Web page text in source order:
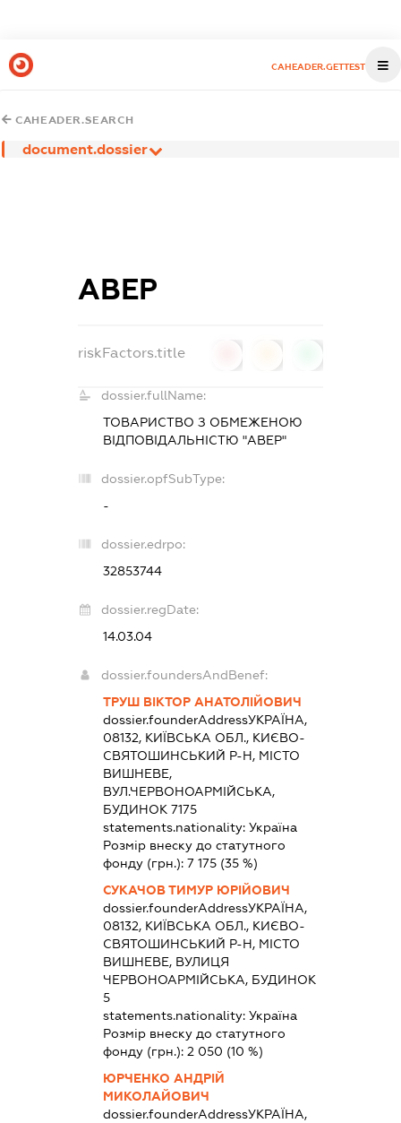
CAHEADER.GETTEST
CAHEADER.SEARCH
document.dossier
АВЕР
riskFactors.title
dossier.fullName:
ТОВАРИСТВО З ОБМЕЖЕНОЮ
ВІДПОВІДАЛЬНІСТЮ "АВЕР"
dossier.opfSubType:
-
dossier.edrpo:
32853744
dossier.regDate:
14.03.04
dossier.foundersAndBenef:
ТРУШ ВІКТОР АНАТОЛІЙОВИЧ
dossier.founderAddressУКРАЇНА,
08132, КИЇВСЬКА ОБЛ., КИЄВО-
СВЯТОШИНСЬКИЙ Р-Н, МІСТО
ВИШНЕВЕ,
ВУЛ.ЧЕРВОНОАРМІЙСЬКА,
БУДИНОК 7175
statements.nationality:Україна
Розмір внеску до статутного
фонду (грн.):7 175 (35 %)
СУКАЧОВ ТИМУР ЮРІЙОВИЧ
dossier.founderAddressУКРАЇНА,
08132, КИЇВСЬКА ОБЛ., КИЄВО-
СВЯТОШИНСЬКИЙ Р-Н, МІСТО
ВИШНЕВЕ, ВУЛИЦЯ
ЧЕРВОНОАРМІЙСЬКА, БУДИНОК
5
statements.nationality:Україна
Розмір внеску до статутного
фонду (грн.):2 050 (10 %)
ЮРЧЕНКО АНДРІЙ
МИКОЛАЙОВИЧ
dossier.founderAddressУКРАЇНА,